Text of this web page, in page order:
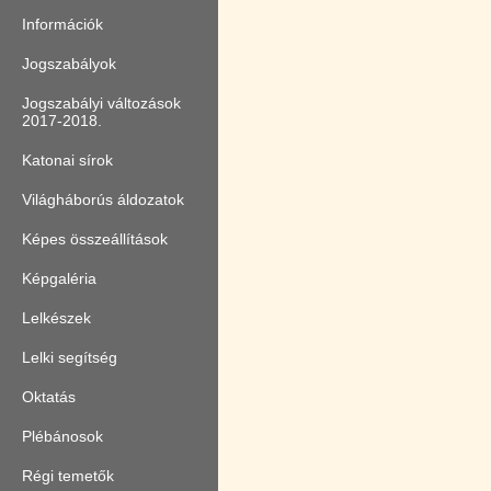
Információk
Jogszabályok
Jogszabályi változások
2017-2018.
Katonai sírok
Világháborús áldozatok
Képes összeállítások
Képgaléria
Lelkészek
Lelki segítség
Oktatás
Plébánosok
Régi temetők